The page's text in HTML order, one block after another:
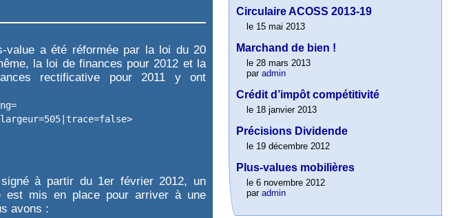
value a été réformée par la loi du 20
la loi de finances pour 2012 et la
rectificative pour 2011 y ont
à partir du 1er février 2012, un
est mis en place pour arriver à une
avons :
Circulaire ACOSS 2013-19
le 15 mai 2013
Marchand de bien !
le 28 mars 2013
paradmin
Crédit d’impôt compétitivité
le 18 janvier 2013
Précisions Dividende
le 19 décembre 2012
Plus-values mobilières
le 6 novembre 2012
paradmin